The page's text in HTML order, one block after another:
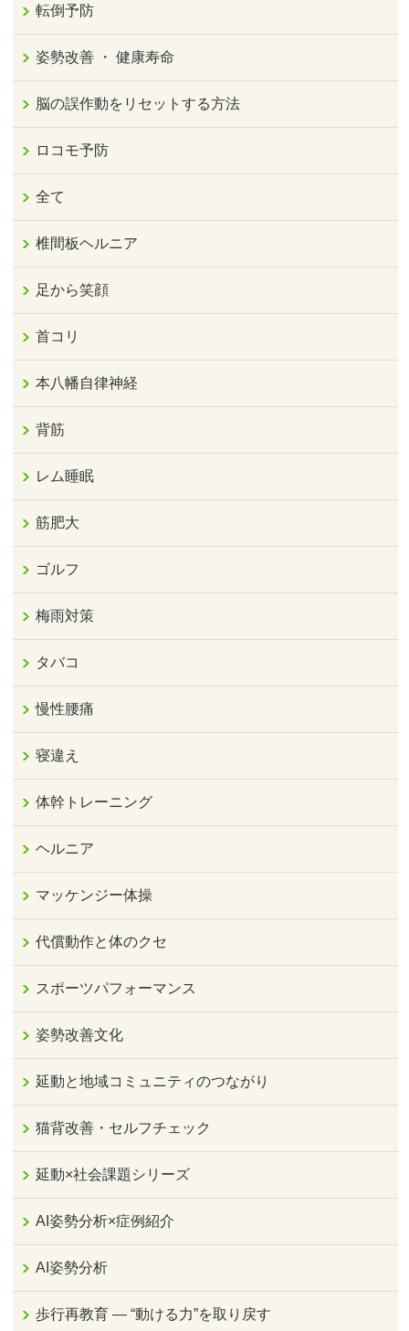
転倒予防
姿勢改善 ・ 健康寿命
脳の誤作動をリセットする方法
ロコモ予防
全て
椎間板ヘルニア
足から笑顔
首コリ
本八幡自律神経
背筋
レム睡眠
筋肥大
ゴルフ
梅雨対策
タバコ
慢性腰痛
寝違え
体幹トレーニング
ヘルニア
マッケンジー体操
代償動作と体のクセ
スポーツパフォーマンス
姿勢改善文化
延動と地域コミュニティのつながり
猫背改善・セルフチェック
延動×社会課題シリーズ
AI姿勢分析×症例紹介
AI姿勢分析
歩行再教育 ― “動ける力”を取り戻す